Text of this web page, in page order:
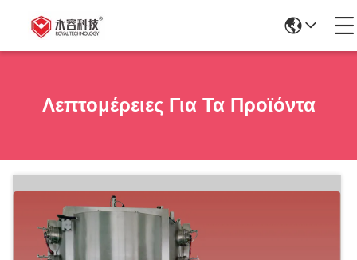
Λεπτομέρειες Για Τα Προϊόντα